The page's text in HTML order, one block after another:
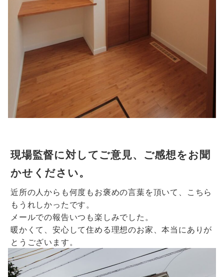
現場監督に対してご意見、ご感想をお聞
かせください。
近所の人からも何度もお褒めの言葉を頂いて、こちら
もうれしかったです。
メールでの報告いつも楽しみでした。
暖かくて、安心して住める理想のお家、本当にありが
とうございます。